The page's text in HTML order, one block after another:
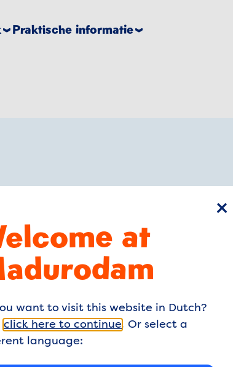
Praktische informatie
at
want to visit this website in Dutch?
click here to continue . Or select a
language: